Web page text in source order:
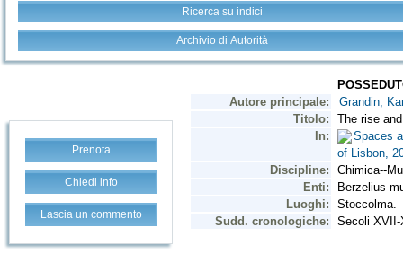
Ricerca su indici
Archivio di Autorità
Prenota
Chiedi info
Lascia un commento